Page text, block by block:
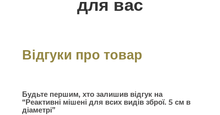
для вас
Відгуки про товар
Будьте першим, хто залишив відгук на
“Реактивні мішені для всих видів зброї. 5 см в
діаметрі”